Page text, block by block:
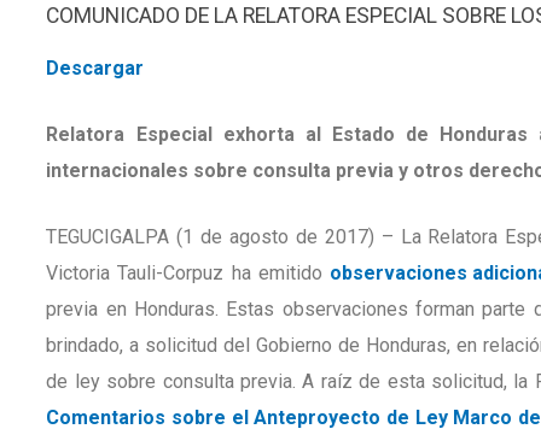
COMUNICADO DE LA RELATORA ESPECIAL SOBRE
Descargar
Relatora Especial exhorta al Estado de
internacionales sobre consulta previa y otros
TEGUCIGALPA (1 de agosto de 2017) – La Relatora
Victoria Tauli-Corpuz ha emitido observaciones
previa en Honduras. Estas observaciones forman
brindado, a solicitud del Gobierno de Honduras, en
de ley sobre consulta previa. A raíz de esta solicitud,
Comentarios sobre el Anteproyecto de Ley Marco